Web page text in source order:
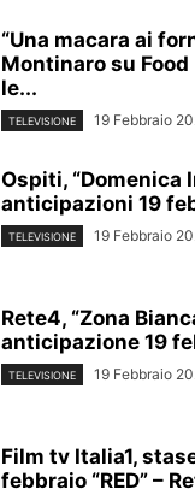
“Una macara ai
Montinaro su
le...
TELEVISIONE 19 Febbraio
Ospiti, “Domenica
anticipazioni 19
TELEVISIONE 19 Febbraio
Rete4, “Zona
anticipazione 19
TELEVISIONE 19 Febbraio
Film tv Italia1,
febbraio “RED” –